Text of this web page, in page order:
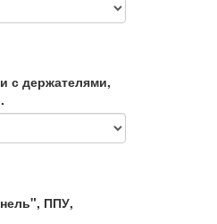
с держателями,
ППУ,